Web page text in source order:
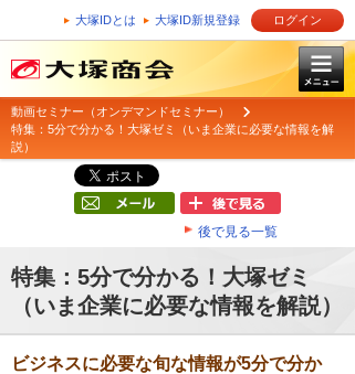
大塚IDとは 大塚ID新規登録 ログイン
動画セミナー（オンデマンドセミナー）
特集：5分で分かる！大塚ゼミ（いま企業に必要な情報を解
説）
後で見る一覧
特集：5分で分かる！大塚ゼミ
（いま企業に必要な情報を解説）
ビジネスに必要な旬な情報が5分で分か